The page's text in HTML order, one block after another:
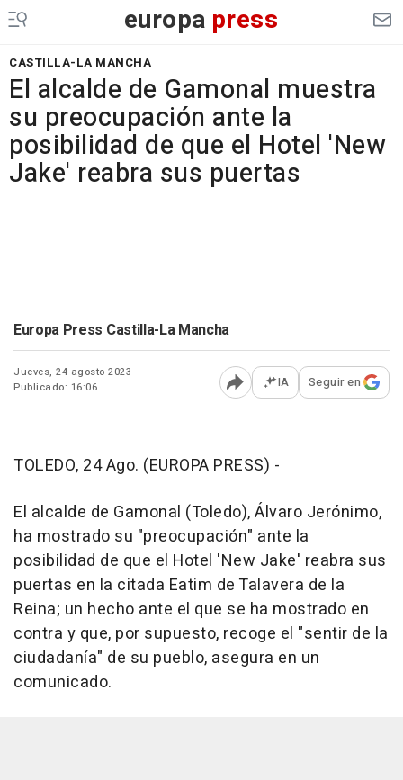
europa press
CASTILLA-LA MANCHA
El alcalde de Gamonal muestra
su preocupación ante la
posibilidad de que el Hotel 'New
Jake' reabra sus puertas
Europa Press Castilla-La Mancha
Jueves, 24 agosto 2023
Publicado: 16:06
Abrir opciones para
IA Seguir en
TOLEDO, 24 Ago. (EUROPA PRESS) -
El alcalde de Gamonal (Toledo), Álvaro Jerónimo,
ha mostrado su "preocupación" ante la
posibilidad de que el Hotel 'New Jake' reabra sus
puertas en la citada Eatim de Talavera de la
Reina; un hecho ante el que se ha mostrado en
contra y que, por supuesto, recoge el "sentir de la
ciudadanía" de su pueblo, asegura en un
comunicado.